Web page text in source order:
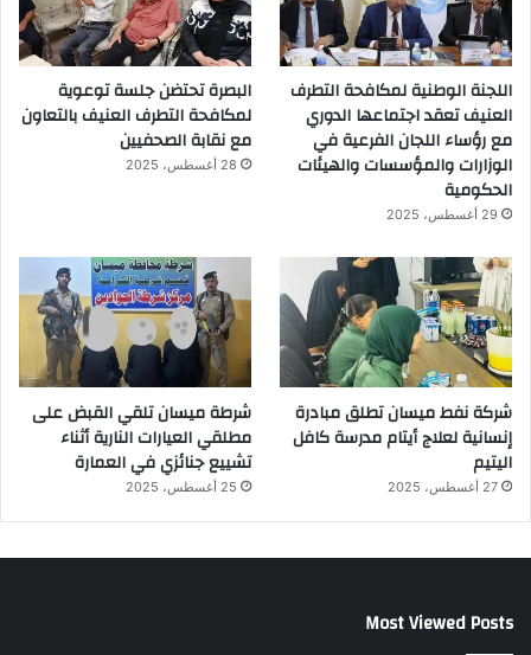
اللجنة الوطنية لمكافحة التطرف
العنيف تعقد اجتماعها الدوري
مع رؤساء اللجان الفرعية في
الوزارات والمؤسسات والهيئات
الحكومية
29 أغسطس، 2025
البصرة تحتضن جلسة توعوية
لمكافحة التطرف العنيف بالتعاون
مع نقابة الصحفيين
28 أغسطس، 2025
شركة نفط ميسان تطلق مبادرة
إنسانية لعلاج أيتام مدرسة كافل
اليتيم
27 أغسطس، 2025
شرطة ميسان تلقي القبض على
مطلقي العيارات النارية أثناء
تشييع جنائزي في العمارة
25 أغسطس، 2025
Most Viewed Posts